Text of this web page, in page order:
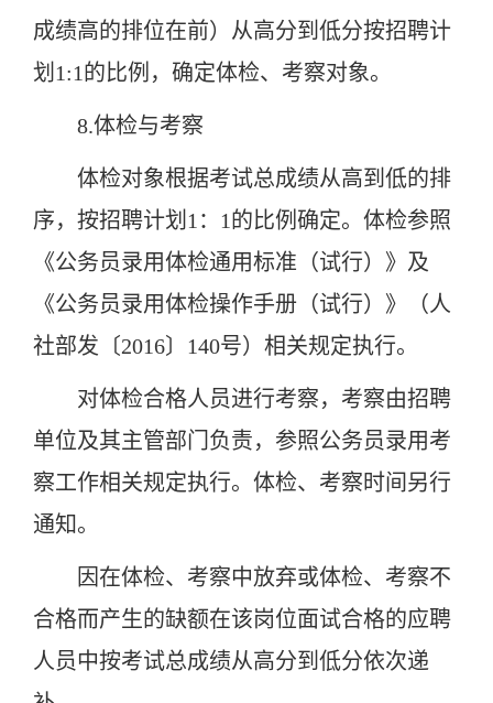
成绩高的排位在前）从高分到低分按招聘计
划1:1的比例，确定体检、考察对象。
8.体检与考察
体检对象根据考试总成绩从高到低的排
序，按招聘计划1：1的比例确定。体检参照
《公务员录用体检通用标准（试行）》及
《公务员录用体检操作手册（试行）》（人
社部发〔2016〕140号）相关规定执行。
对体检合格人员进行考察，考察由招聘
单位及其主管部门负责，参照公务员录用考
察工作相关规定执行。体检、考察时间另行
通知。
因在体检、考察中放弃或体检、考察不
合格而产生的缺额在该岗位面试合格的应聘
人员中按考试总成绩从高分到低分依次递